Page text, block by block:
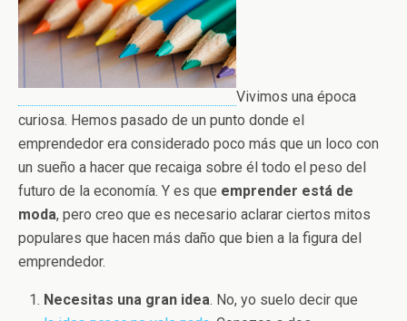
Vivimos una época
curiosa. Hemos pasado de un punto donde el
emprendedor era considerado poco más que un loco con
un sueño a hacer que recaiga sobre él todo el peso del
futuro de la economía. Y es que emprender está de
moda, pero creo que es necesario aclarar ciertos mitos
populares que hacen más daño que bien a la figura del
emprendedor.
Necesitas una gran idea. No, yo suelo decir que